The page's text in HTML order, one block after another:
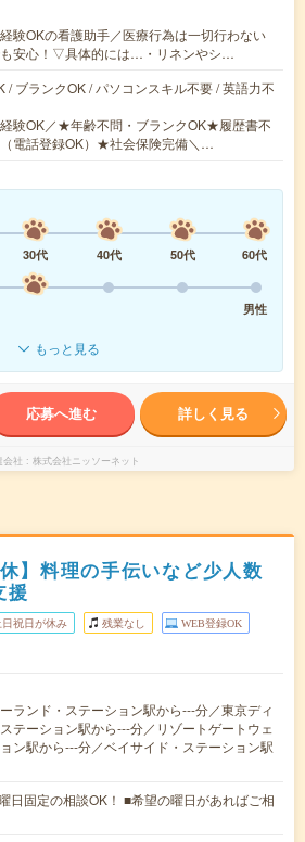
験OKの看護助手／医療行為は一切行わない
安心！▽具体的には…・リネンやシ…
/ ブランクOK / パソコンスキル不要 / 英語力不
験OK／★年齢不問・ブランクOK★履歴書不
電話登録OK）★社会保険完備＼…
30代 40代 50代
60代
男性
もっと見る
応募へ進む 詳しく見る
社 株式会社ニッソーネット
】料理の手伝いなど少人数
援
日祝日が休み 残業なし WEB登録OK
ランド・ステーション駅から---分／東京ディ
テーション駅から---分／リゾートゲートウェ
ン駅から---分／ベイサイド・ステーション駅
日固定の相談OK！ ■希望の曜日があればご相